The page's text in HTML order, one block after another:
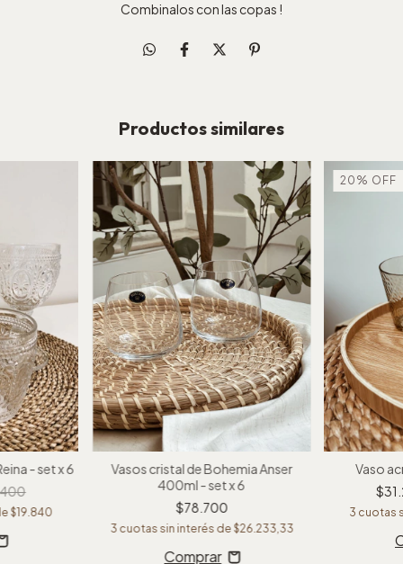
Combinalos con las copas !
Productos similares
- set x 6
$19.840
Vasos cristal de Bohemia Anser
400ml - set x 6
$78.700
3 cuotas sin interés de $26.233,33
20 % OFF
Vaso
3 cuotas